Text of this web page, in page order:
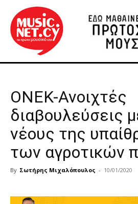
ONEK-Ανοιχτές
διαβουλεύσεις
νέους της
των αγροτικών
By Σωτήρης Μιχαλόπουλος - 10/01/2020